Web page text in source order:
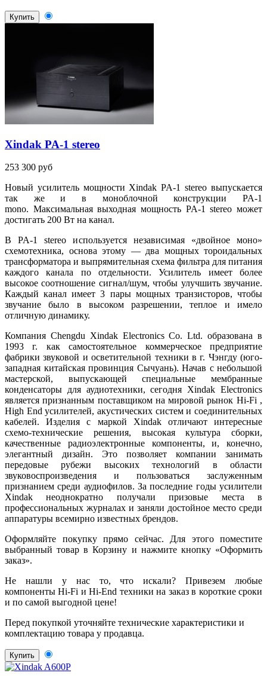
Купить
Xindak PA-1 stereo
253 300 руб
Новый усилитель мощности Xindak PA-1 stereo выпускается
так же и в моноблочной конструкции PA-1
mono. Максимальная выходная мощность PA-1 stereo может
достигать 200 Вт на канал.
В PA-1 stereo используется независимая «двойное моно»
схемотехника, основа этому — два мощных тороидальных
трансформатора и выпрямительная схема фильтра для питания
каждого канала по отдельности. Усилитель имеет более
высокое соотношение сигнал/шум, чтобы улучшить звучание.
Каждый канал имеет 3 пары мощных транзисторов, чтобы
звучание было в высоком разрешении, теплое и имело
отличную динамику.
Компания Chengdu Xindak Electronics Co. Ltd. образована в
1993 г. как самостоятельное коммерческое предприятие
фабрики звуковой и осветительной техники в г. Чэнгду (юго-
западная китайская провинция Сычуань). Начав с небольшой
мастерской, выпускающей специальные мембранные
конденсаторы для аудиотехники, сегодня Xindak Electronics
является признанным поставщиком на мировой рынок Hi-Fi ,
High End усилителей, акустических систем и соединительных
кабелей. Изделия с маркой Xindak отличают интересные
схемо-технические решения, высокая культура сборки,
качественные радиоэлектронные компоненты, и, конечно,
элегантный дизайн. Это позволяет компании занимать
передовые рубежи высоких технологий в области
звуковоспроизведения и пользоваться заслуженным
признанием среди аудиофилов. За последние годы усилители
Xindak неоднократно получали призовые места в
профессиональных журналах и заняли достойное место среди
аппаратуры всемирно известных брендов.
Оформляйте покупку прямо сейчас. Для этого поместите
выбранный товар в Корзину и нажмите кнопку «Оформить
заказ».
Не нашли у нас то, что искали? Привезем любые
компоненты Hi-Fi и Hi-End техники на заказ в короткие сроки
и по самой выгодной цене!
Перед покупкой уточняйте технические характеристики и
комплектацию товара у продавца.
Купить